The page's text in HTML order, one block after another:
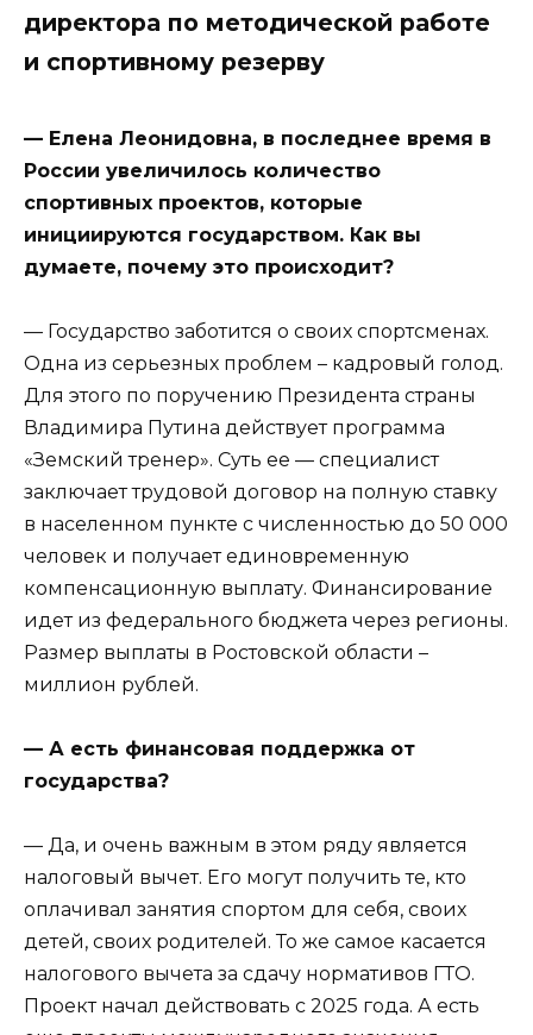
директора по методической работе
и спортивному резерву
— Елена Леонидовна, в последнее время в
России увеличилось количество
спортивных проектов, которые
инициируются государством. Как вы
думаете, почему это происходит?
— Государство заботится о своих спортсменах.
Одна из серьезных проблем – кадровый голод.
Для этого по поручению Президента страны
Владимира Путина действует программа
«Земский тренер». Суть ее — специалист
заключает трудовой договор на полную ставку
в населенном пункте с численностью до 50 000
человек и получает единовременную
компенсационную выплату. Финансирование
идет из федерального бюджета через регионы.
Размер выплаты в Ростовской области –
миллион рублей.
— А есть финансовая поддержка от
государства?
— Да, и очень важным в этом ряду является
налоговый вычет. Его могут получить те, кто
оплачивал занятия спортом для себя, своих
детей, своих родителей. То же самое касается
налогового вычета за сдачу нормативов ГТО.
Проект начал действовать с 2025 года. А есть